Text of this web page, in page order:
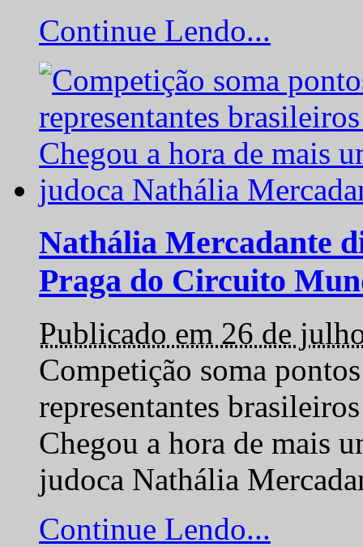
Continue Lendo...
Nathália Mercadante
Praga do Circuito
Publicado em 26 de
Competição soma
representantes
Chegou a hora de mais
judoca Nathália
Continue Lendo...